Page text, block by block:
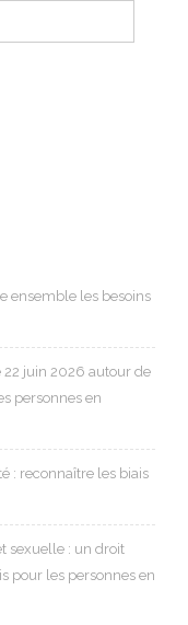
ensemble les besoins
22 juin 2026 autour de
personnes en
: reconnaître les biais
sexuelle : un droit
pour les personnes en